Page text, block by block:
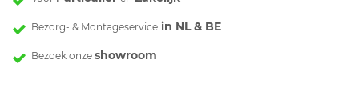
Bezorg- & Montageservice in NL & BE
Bezoek onze showroom